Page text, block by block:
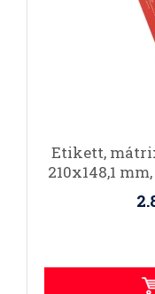
Etikett,
210x148,1